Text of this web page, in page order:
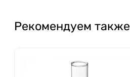
Рекомендуем также